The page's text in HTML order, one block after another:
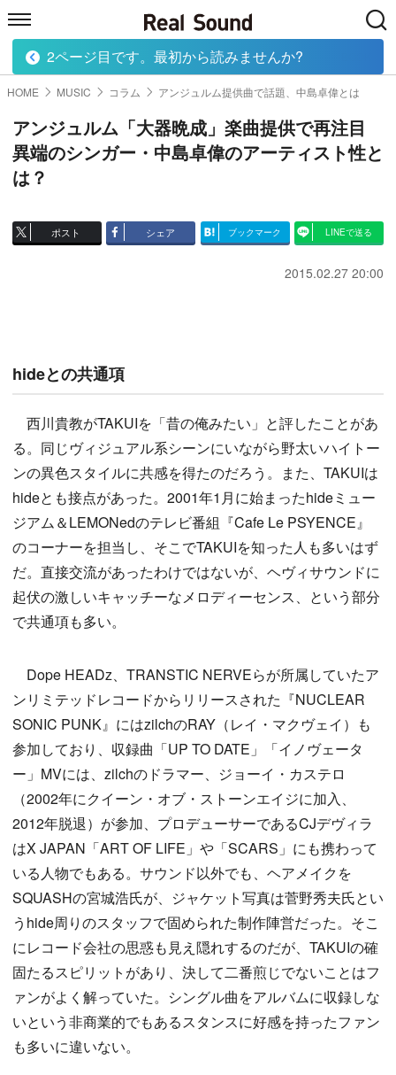
HOME MUSIC MOVIE TECH
HOME MUSIC コラム アンジュルム提供曲で話題、中島卓偉とは
アンジュルム「大器晩成」楽曲提供で再注目
異端のシンガー・中島卓偉のアーティスト性と
は？
ポスト シェア ブックマーク LINEで送る
2015.02.27 20:00
hideとの共通項
西川貴教がTAKUIを「昔の俺みたい」と評したことがあ
る。同じヴィジュアル系シーンにいながら野太いハイトー
ンの異色スタイルに共感を得たのだろう。また、TAKUIは
hideとも接点があった。2001年1月に始まったhideミュー
ジアム＆LEMONedのテレビ番組『Cafe Le PSYENCE』
のコーナーを担当し、そこでTAKUIを知った人も多いはず
だ。直接交流があったわけではないが、ヘヴィサウンドに
起伏の激しいキャッチーなメロディーセンス、という部分
で共通項も多い。
Dope HEADz、TRANSTIC NERVEらが所属していたア
ンリミテッドレコードからリリースされた『NUCLEAR
SONIC PUNK』にはzilchのRAY（レイ・マクヴェイ）も
参加しており、収録曲「UP TO DATE」「イノヴェータ
ー」MVには、zilchのドラマー、ジョーイ・カステロ
（2002年にクイーン・オブ・ストーンエイジに加入、
2012年脱退）が参加、プロデューサーであるCJデヴィラ
はX JAPAN「ART OF LIFE」や「SCARS」にも携わって
いる人物でもある。サウンド以外でも、ヘアメイクを
SQUASHの宮城浩氏が、ジャケット写真は菅野秀夫氏とい
うhide周りのスタッフで固められた制作陣営だった。そこ
にレコード会社の思惑も見え隠れするのだが、TAKUIの確
固たるスピリットがあり、決して二番煎じでないことはフ
ァンがよく解っていた。シングル曲をアルバムに収録しな
いという非商業的でもあるスタンスに好感を持ったファン
も多いに違いない。
2ページ目です。最初から読みませんか?